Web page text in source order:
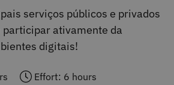
serviços públicos e privados
ativamente da
digitais!
Effort: 6 hours